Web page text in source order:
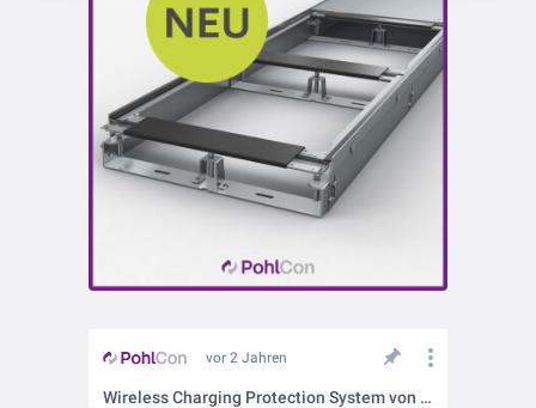
vor 2 Jahren
Wireless Charging Protection System von PohlCon